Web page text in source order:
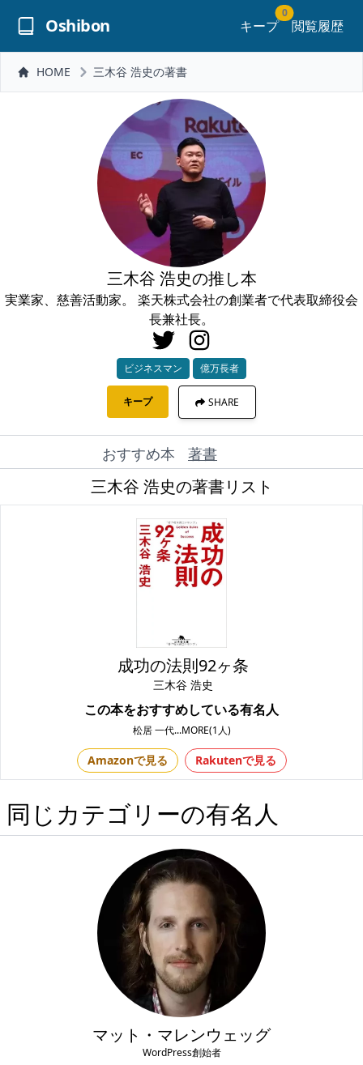
Oshibon キープ
0
閲覧履歴
HOME 三木谷 浩史の著書
三木谷 浩史の推し本
実業家、慈善活動家。 楽天株式会社の創業者で代表取締役会
長兼社長。
ビジネスマン 億万長者
キープ SHARE
おすすめ本 著書
三木谷 浩史の著書リスト
成功の法則92ヶ条
三木谷 浩史
この本をおすすめしている有名人
松居 一代...MORE(1人)
Amazonで見る Rakutenで見る
同じカテゴリーの有名人
マット・マレンウェッグ
WordPress創始者